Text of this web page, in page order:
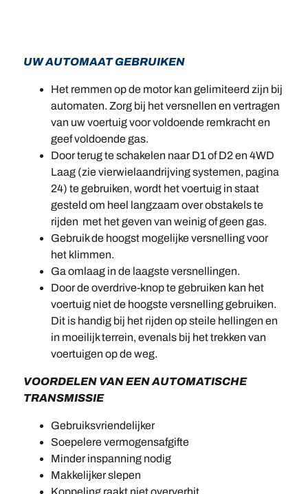
UW AUTOMAAT GEBRUIKEN
Het remmen op de motor kan gelimiteerd zijn bij
automaten. Zorg bij het versnellen en vertragen
van uw voertuig voor voldoende remkracht en
geef voldoende gas.
Door terug te schakelen naar D1 of D2 en 4WD
Laag (zie vierwielaandrijving systemen, pagina
24) te gebruiken, wordt het voertuig in staat
gesteld om heel langzaam over obstakels te
rijden met het geven van weinig of geen gas.
Gebruik de hoogst mogelijke versnelling voor
het klimmen.
Ga omlaag in de laagste versnellingen.
Door de overdrive-knop te gebruiken kan het
voertuig niet de hoogste versnelling gebruiken.
Dit is handig bij het rijden op steile hellingen en
in moeilijk terrein, evenals bij het trekken van
voertuigen op de weg.
VOORDELEN VAN EEN AUTOMATISCHE
TRANSMISSIE
Gebruiksvriendelijker
Soepelere vermogensafgifte
Minder inspanning nodig
Makkelijker slepen
Koppeling raakt niet oververhit